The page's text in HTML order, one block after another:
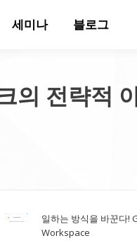
세미나 블로그
의 전략적
일하는 방식을 바꾼다!
Workspace